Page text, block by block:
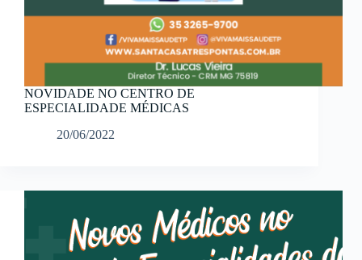
NOVIDADE NO CENTRO DE
ESPECIALIDADE MÉDICAS
20/06/2022